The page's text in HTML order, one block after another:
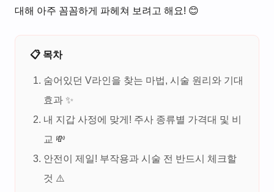
대해 아주 꼼꼼하게 파헤쳐 보려고 해요! 😊
📋 목차
숨어있던 V라인을 찾는 마법, 시술 원리와 기대
효과 ✨
내 지갑 사정에 맞게! 주사 종류별 가격대 및 비
교 💸
안전이 제일! 부작용과 시술 전 반드시 체크할
것 ⚠️